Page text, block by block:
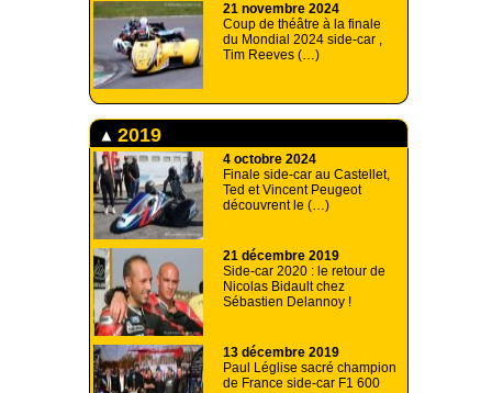
21 novembre 2024
Coup de théâtre à la finale
du Mondial 2024 side-car ,
Tim Reeves (…)
2019
4 octobre 2024
Finale side-car au Castellet,
Ted et Vincent Peugeot
découvrent le (…)
21 décembre 2019
Side-car 2020 : le retour de
Nicolas Bidault chez
Sébastien Delannoy !
13 décembre 2019
Paul Léglise sacré champion
de France side-car F1 600